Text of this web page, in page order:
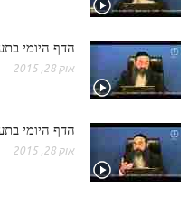
הדף היומי
אוק 28, 2015
הדף היומי
אוק 28, 2015